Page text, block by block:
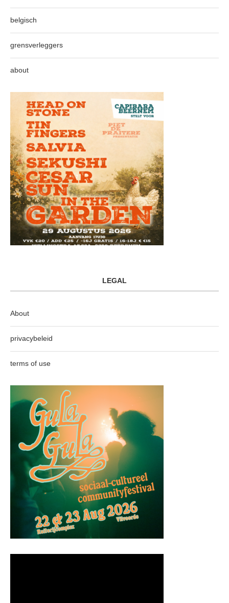
belgisch
grensverleggers
about
LEGAL
About
privacybeleid
terms of use